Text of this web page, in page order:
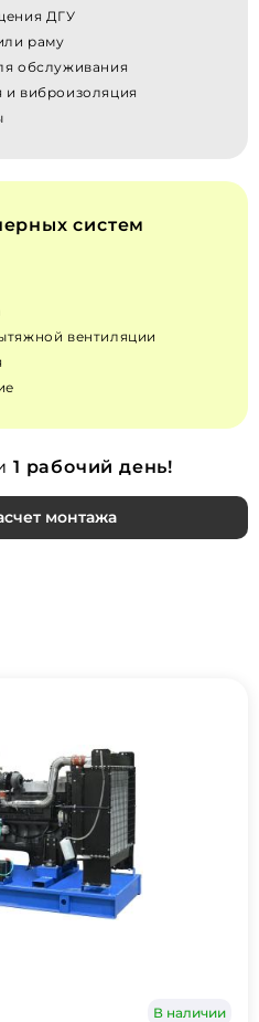
ДГУ
раму
обслуживания
и виброизоляция
систем
вентиляции
1 рабочий день!
монтажа
В наличии